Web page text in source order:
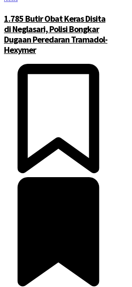
1.785 Butir Obat Keras Disita
di Neglasari, Polisi Bongkar
Dugaan Peredaran Tramadol-
Hexymer